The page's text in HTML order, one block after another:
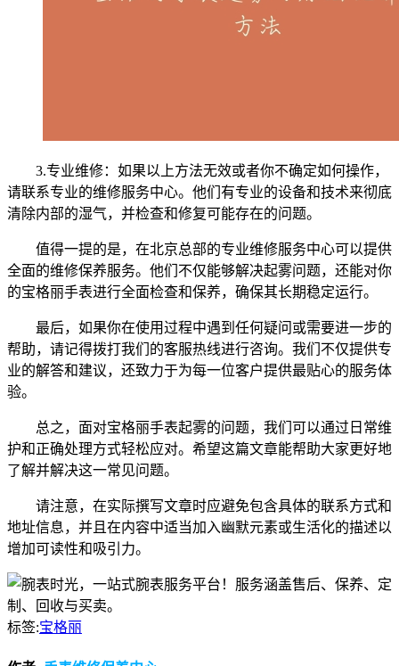
3.专业维修：如果以上方法无效或者你不确定如何操作，
请联系专业的维修服务中心。他们有专业的设备和技术来彻底
清除内部的湿气，并检查和修复可能存在的问题。
值得一提的是，在北京总部的专业维修服务中心可以提供
全面的维修保养服务。他们不仅能够解决起雾问题，还能对你
的宝格丽手表进行全面检查和保养，确保其长期稳定运行。
最后，如果你在使用过程中遇到任何疑问或需要进一步的
帮助，请记得拨打我们的客服热线进行咨询。我们不仅提供专
业的解答和建议，还致力于为每一位客户提供最贴心的服务体
验。
总之，面对宝格丽手表起雾的问题，我们可以通过日常维
护和正确处理方式轻松应对。希望这篇文章能帮助大家更好地
了解并解决这一常见问题。
请注意，在实际撰写文章时应避免包含具体的联系方式和
地址信息，并且在内容中适当加入幽默元素或生活化的描述以
增加可读性和吸引力。
标签:宝格丽